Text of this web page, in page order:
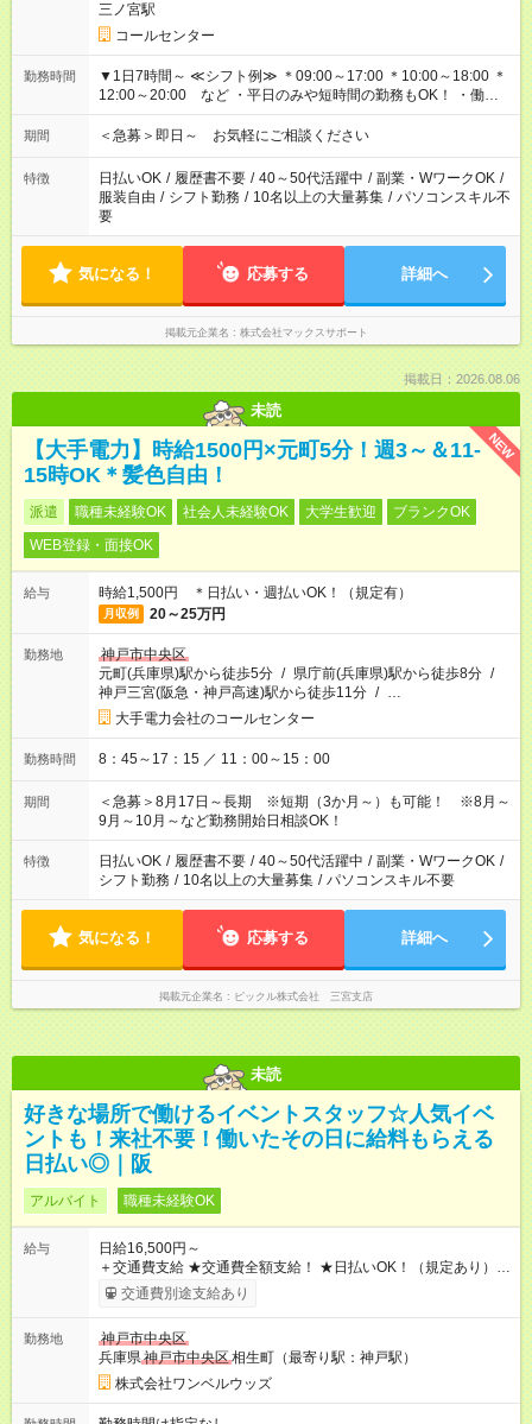
三ノ宮駅
コールセンター
勤務時間
▼1日7時間～ ≪シフト例≫ ＊09:00～17:00 ＊10:00～18:00 ＊
12:00～20:00 など ・平日のみや短時間の勤務もOK！ ・働き
方はお気軽にご相談下さい
期間 ＜急募＞即日～ お気軽にご相談ください
特徴 日払いOK / 履歴書不要 / 40～50代活躍中 / 副業・WワークOK /
服装自由 / シフト勤務 / 10名以上の大量募集 / パソコンスキル不
要
気になる！ 応募する 詳細へ
掲載元企業名 株式会社マックスサポート
掲載日：2026.08.06
未読
NEW
【大手電力】時給1500円×元町5分！週3～＆11-
15時OK＊髪色自由！
派遣 職種未経験OK 社会人未経験OK 大学生歓迎
ブランクOK
WEB登録・面接OK
給与 時給1,500円 ＊日払い・週払いOK！（規定有）
月収例 20～25万円
勤務地
神戸市中央区
元町(兵庫県)駅から徒歩5分 / 県庁前(兵庫県)駅から徒歩8分 /
神戸三宮(阪急・神戸高速)駅から徒歩11分 / …
大手電力会社のコールセンター
勤務時間 8：45～17：15 ／ 11：00～15：00
期間
＜急募＞8月17日～長期 ※短期（3か月～）も可能！ ※8月～
9月～10月～など勤務開始日相談OK！
特徴 日払いOK / 履歴書不要 / 40～50代活躍中 / 副業・WワークOK /
シフト勤務 / 10名以上の大量募集 / パソコンスキル不要
気になる！ 応募する 詳細へ
掲載元企業名 ピックル株式会社 三宮支店
未読
好きな場所で働けるイベントスタッフ☆人気イベ
ントも！来社不要！働いたその日に給料もらえる
日払い◎｜阪
アルバイト 職種未経験OK
給与
日給16,500円～
＋交通費支給 ★交通費全額支給！ ★日払いOK！（規定あり） ┗
働いたその日に現金GET♪ お仕事後はコンビニATMから 日払
交通費別途支給あり
勤務地
神戸市中央区
兵庫県神戸市中央区相生町（最寄り駅：神戸駅）
株式会社ワンベルウッズ